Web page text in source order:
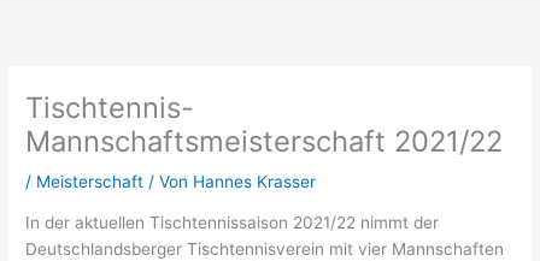
Tischtennis-
Mannschaftsmeisterschaft 2021/22
/ Meisterschaft / Von Hannes Krasser
In der aktuellen Tischtennissaison 2021/22 nimmt der
Deutschlandsberger Tischtennisverein mit vier Mannschaften